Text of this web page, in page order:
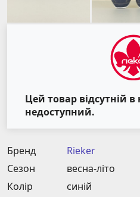
Цей товар відсутній в
недоступний.
Бренд
Rieker
Сезон
весна-літо
Колір
синій